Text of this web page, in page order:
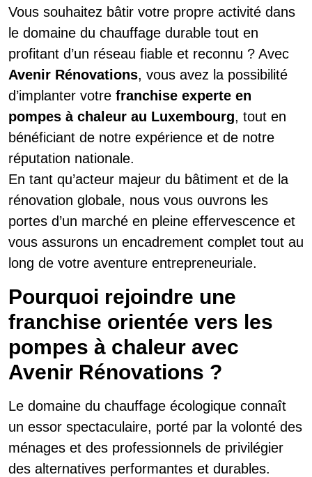
Vous souhaitez bâtir votre propre activité dans
le domaine du chauffage durable tout en
profitant d’un réseau fiable et reconnu ? Avec
Avenir Rénovations, vous avez la possibilité
d’implanter votre franchise experte en
pompes à chaleur au Luxembourg, tout en
bénéficiant de notre expérience et de notre
réputation nationale.
En tant qu’acteur majeur du bâtiment et de la
rénovation globale, nous vous ouvrons les
portes d’un marché en pleine effervescence et
vous assurons un encadrement complet tout au
long de votre aventure entrepreneuriale.
Pourquoi rejoindre une
franchise orientée vers les
pompes à chaleur avec
Avenir Rénovations ?
Le domaine du chauffage écologique connaît
un essor spectaculaire, porté par la volonté des
ménages et des professionnels de privilégier
des alternatives performantes et durables.